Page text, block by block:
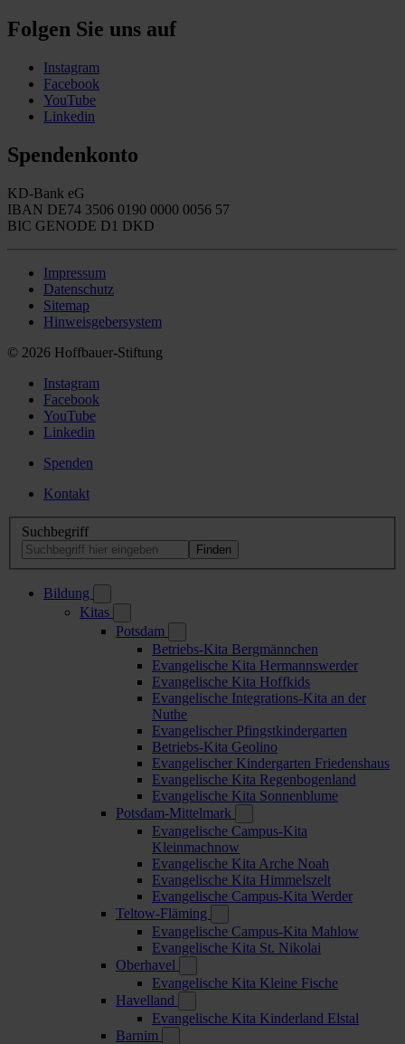
Folgen Sie uns auf
Instagram
Facebook
YouTube
Linkedin
Spendenkonto
KD-Bank eG
IBAN DE74 3506 0190 0000 0056 57
BIC GENODE D1 DKD
Impressum
Datenschutz
Sitemap
Hinweisgebersystem
© 2026 Hoffbauer-Stiftung
Instagram
Facebook
YouTube
Linkedin
Spenden
Kontakt
Suchbegriff
Bildung
Kitas
Potsdam
Betriebs-Kita Bergmännchen
Evangelische Kita Hermannswerder
Evangelische Kita Hoffkids
Evangelische Integrations-Kita an der
Nuthe
Evangelischer Pfingstkindergarten
Betriebs-Kita Geolino
Evangelischer Kindergarten Friedenshaus
Evangelische Kita Regenbogenland
Evangelische Kita Sonnenblume
Potsdam-Mittelmark
Evangelische Campus-Kita
Kleinmachnow
Evangelische Kita Arche Noah
Evangelische Kita Himmelszelt
Evangelische Campus-Kita Werder
Teltow-Fläming
Evangelische Campus-Kita Mahlow
Evangelische Kita St. Nikolai
Oberhavel
Evangelische Kita Kleine Fische
Havelland
Evangelische Kita Kinderland Elstal
Barnim